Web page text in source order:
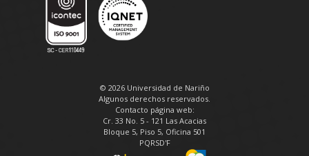
© 2026 Universidad de Nariño
Algunos derechos reservados.
Contacto página web:
Cr. 33 No. 5 - 121 Las Acacias
Bloque 5, Piso 5, Oficina 501
PQRSD'F